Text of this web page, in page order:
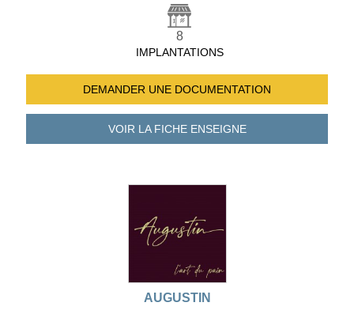
8
IMPLANTATIONS
DEMANDER UNE DOCUMENTATION
VOIR LA FICHEENSEIGNE
AUGUSTIN